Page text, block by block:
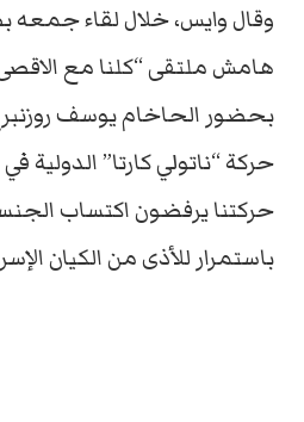
وقال وايس، خلال لقاء جمعه
هامش ملتقى “كلنا مع
بحضور الحاخام يوسف
حركة “ناتولي كارتا” الدولية
حركتنا يرفضون اكتساب
باستمرار للأذى من الكيان